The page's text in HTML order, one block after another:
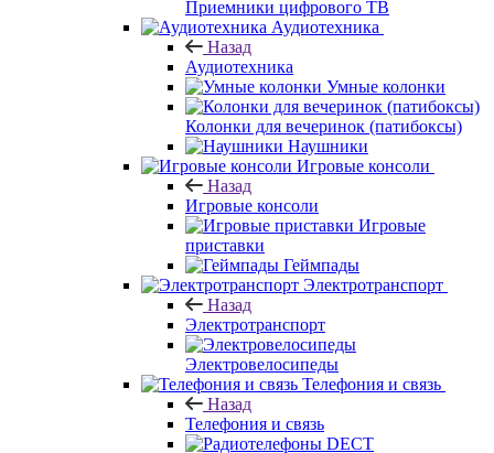
Приемники цифрового ТВ
Аудиотехника
Назад
Аудиотехника
Умные колонки
Колонки для вечеринок (патибоксы)
Наушники
Игровые консоли
Назад
Игровые консоли
Игровые
приставки
Геймпады
Электротранспорт
Назад
Электротранспорт
Электровелосипеды
Телефония и связь
Назад
Телефония и связь